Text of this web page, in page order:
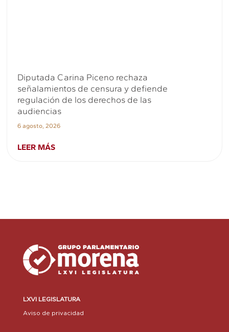
Diputada Carina Piceno rechaza
señalamientos de censura y defiende
regulación de los derechos de las
audiencias
6 agosto, 2026
LEER MÁS
LXVI LEGISLATURA
Aviso de privacidad